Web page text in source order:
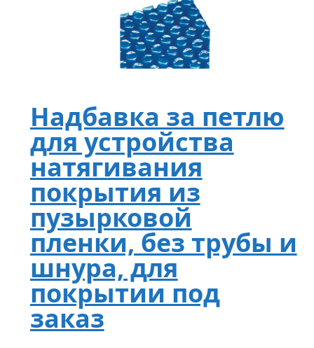
Надбавка за петлю
для устройства
натягивания
покрытия из
пузырковой
пленки, без трубы и
шнура, для
покрытии под
заказ